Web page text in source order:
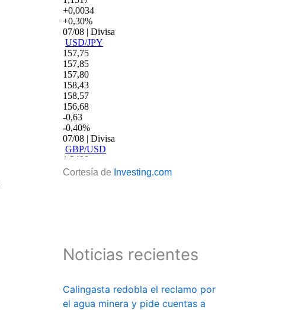
Cortesía de Investing.com
Noticias recientes
Calingasta redobla el reclamo por
el agua minera y pide cuentas a